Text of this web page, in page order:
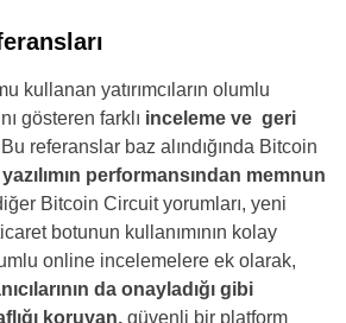
kullanan yatırımcıların olumlu
gösteren farklı inceleme ve geri
referanslar baz alındığında Bitcoin
yazılımın performansından memnun
Bitcoin Circuit yorumları, yeni
botunun kullanımının kolay
online incelemelere ek olarak,
da onayladığı gibi
koruyan, güvenli bir platform